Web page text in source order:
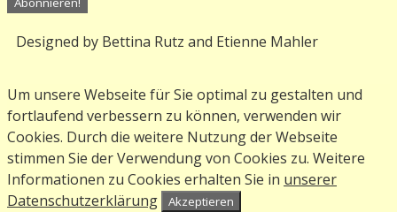
Designed by Bettina Rutz and Etienne Mahler
Um unsere Webseite für Sie optimal zu gestalten und
fortlaufend verbessern zu können, verwenden wir
Cookies. Durch die weitere Nutzung der Webseite
stimmen Sie der Verwendung von Cookies zu. Weitere
Informationen zu Cookies erhalten Sie in unserer
Datenschutzerklärung
Akzeptieren